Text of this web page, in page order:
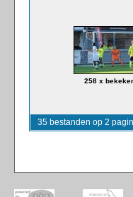
258 x
35 bestanden op 2